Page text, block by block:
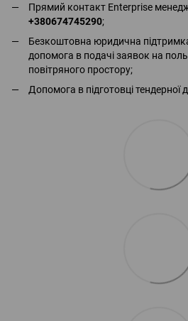
Прямий контакт Enterprise
+380674745290;
Безкоштовна юридична
допомога в подачі заявок на
повітряного простору;
Допомога в підготовці тендерної